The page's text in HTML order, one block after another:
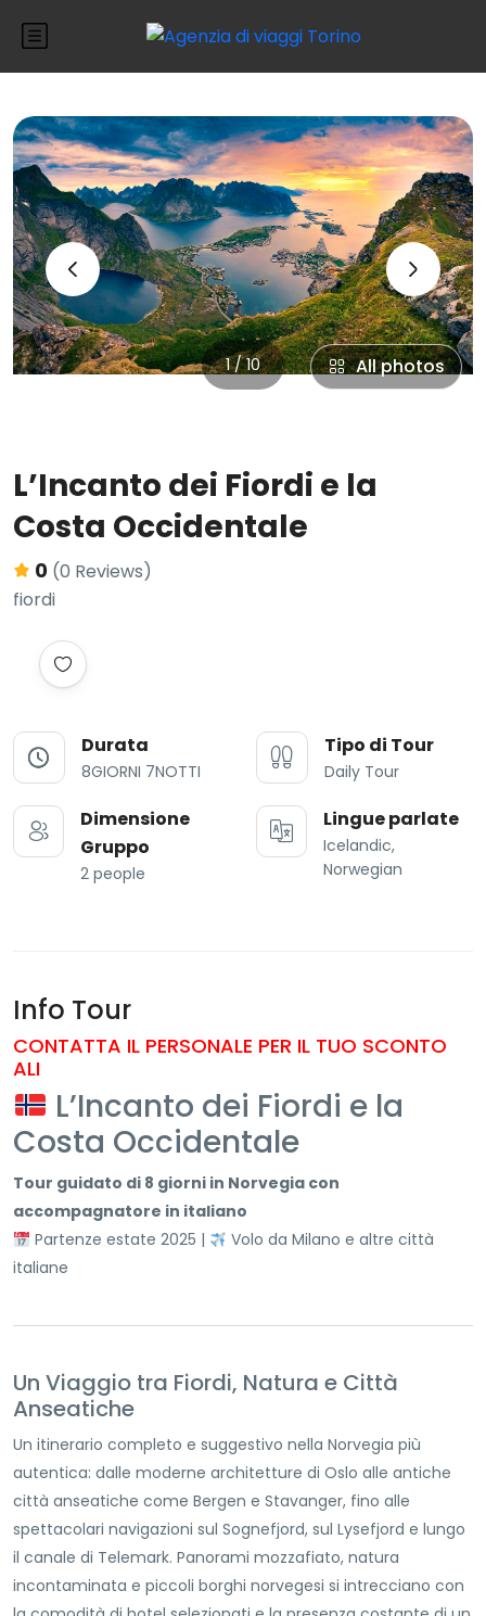
‹ ›
1 / 10 All photos
L’Incanto dei Fiordi e la
Costa Occidentale
0 (0 Reviews)
fiordi
Durata
8GIORNI 7NOTTI
Tipo di Tour
Daily Tour
Dimensione
Gruppo
2 people
Lingue parlate
Icelandic,
Norwegian
Info Tour
CONTATTA IL PERSONALE PER IL TUO SCONTO
ALI
L’Incanto dei Fiordi e la
Costa Occidentale
Tour guidato di 8 giorni in Norvegia con
accompagnatore in italiano
Partenze estate 2025 |
Volo da Milano e altre città
italiane
Un Viaggio tra Fiordi, Natura e Città
Anseatiche
Un itinerario completo e suggestivo nella Norvegia più
autentica: dalle moderne architetture di Oslo alle antiche
città anseatiche come Bergen e Stavanger, fino alle
spettacolari navigazioni sul Sognefjord, sul Lysefjord e lungo
il canale di Telemark. Panorami mozzafiato, natura
incontaminata e piccoli borghi norvegesi si intrecciano con